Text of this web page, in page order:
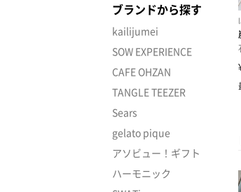
ブランドから探す
kailijumei
SOW EXPERIENCE
CAFE OHZAN
TANGLE TEEZER
Sears
gelato pique
アソビュー！ギフト
ハーモニック